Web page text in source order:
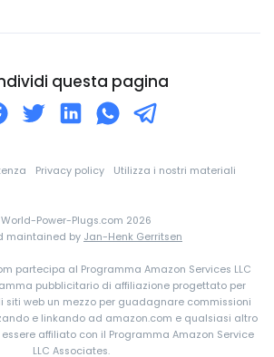
questa pagina
Privacy policy Utilizza i nostri materiali
Power-Plugs.com 2026
maintained by Jan-Henk Gerritsen
partecipa al Programma Amazon Services LLC
pubblicitario di affiliazione progettato per
siti web un mezzo per guadagnare commissioni
e linkando ad amazon.com e qualsiasi altro
affiliato con il Programma Amazon Service
LLC Associates.